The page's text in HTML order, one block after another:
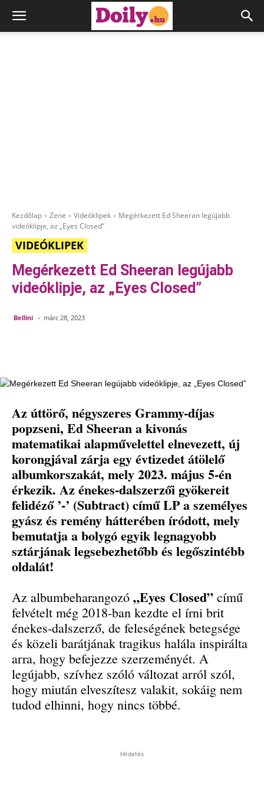
Kezdőlap Zene Videóklipek
Megérkezett Ed Sheeran legújabb
videóklipje, az „Eyes Closed”
VIDEÓKLIPEK
Megérkezett Ed Sheeran legújabb
videóklipje, az „Eyes Closed”
Bellini - márc 28, 2023
Az úttörő, négyszeres Grammy-díjas
popzseni, Ed Sheeran a kivonás
matematikai alapművelettel elnevezett, új
korongjával zárja egy évtizedet átölelő
albumkorszakát, mely 2023. május 5-én
érkezik. Az énekes-dalszerzői gyökereit
felidéző ’-’ (Subtract) című LP a személyes
gyász és remény hátterében íródott, mely
bemutatja a bolygó egyik legnagyobb
sztárjának legsebezhetőbb és legőszintébb
oldalát!
Az albumbeharangozó „Eyes Closed” című
felvételt még 2018-ban kezdte el írni brit
énekes-dalszerző, de feleségének betegsége
és közeli barátjának tragikus halála inspirálta
arra, hogy befejezze szerzeményét. A
legújabb, szívhez szóló változat arról szól,
hogy miután elveszítesz valakit, sokáig nem
tudod elhinni, hogy nincs többé.
Hirdetés